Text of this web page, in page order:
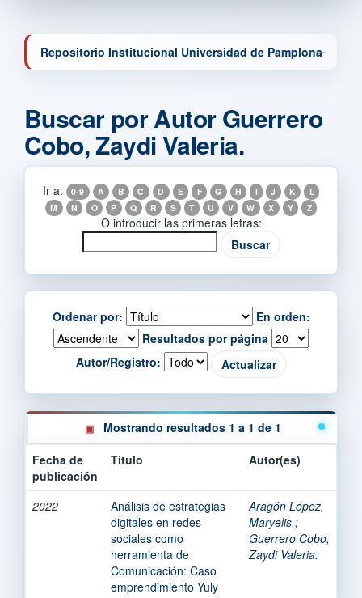
Repositorio Institucional Universidad de Pamplona
Buscar por Autor Guerrero
Cobo, Zaydi Valeria.
Ir a: 0-9 A B C D E F G H I J K
L
M
N O P Q R S T U V W X Y Z
O introducir las primeras letras:
Ordenar por:
En orden:
Resultados por página
Autor/Registro:
Mostrando resultados 1 a 1 de 1
Fecha de
publicación
Título Autor(es)
2022
Análisis de estrategias
digitales en redes
sociales como
herramienta de
Comunicación: Caso
emprendimiento Yuly
Aragón López,
Maryelis.;
Guerrero Cobo,
Zaydi Valeria.